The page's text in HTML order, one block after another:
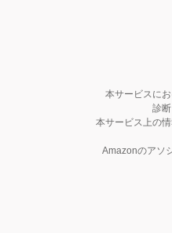
本サービスに
診
本サービス上の
Amazonのアソ